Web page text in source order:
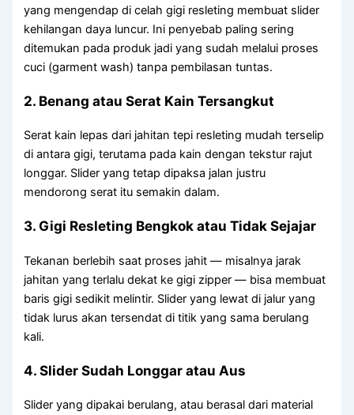
yang mengendap di celah gigi resleting membuat slider
kehilangan daya luncur. Ini penyebab paling sering
ditemukan pada produk jadi yang sudah melalui proses
cuci (garment wash) tanpa pembilasan tuntas.
2. Benang atau Serat Kain Tersangkut
Serat kain lepas dari jahitan tepi resleting mudah terselip
di antara gigi, terutama pada kain dengan tekstur rajut
longgar. Slider yang tetap dipaksa jalan justru
mendorong serat itu semakin dalam.
3. Gigi Resleting Bengkok atau Tidak Sejajar
Tekanan berlebih saat proses jahit — misalnya jarak
jahitan yang terlalu dekat ke gigi zipper — bisa membuat
baris gigi sedikit melintir. Slider yang lewat di jalur yang
tidak lurus akan tersendat di titik yang sama berulang
kali.
4. Slider Sudah Longgar atau Aus
Slider yang dipakai berulang, atau berasal dari material